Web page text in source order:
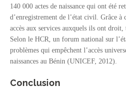
140 000 actes de naissance qui ont été
d’enregistrement de l’état civil. Grâce
accès aux services auxquels ils ont droit,
Selon le HCR, un forum national sur
problèmes qui empêchent l’accès
naissances au Bénin (UNICEF, 2012).
Conclusion